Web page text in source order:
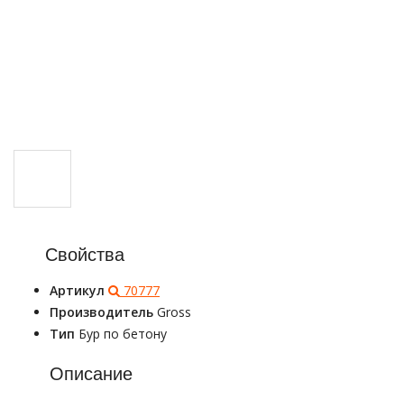
Свойства
Артикул
70777
Производитель Gross
Тип Бур по бетону
Описание